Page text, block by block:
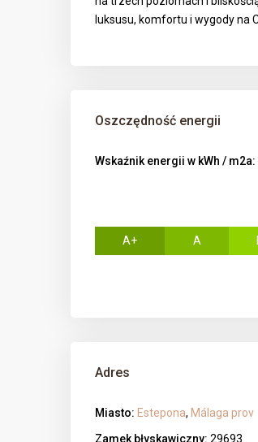
luksusu, komfortu i wygody na
Oszczędność energii
Wskaźnik energii w kWh / m2a:
A+ A
Adres
Miasto: Estepona, Málaga prov
Zamek błyskawiczny: 29693